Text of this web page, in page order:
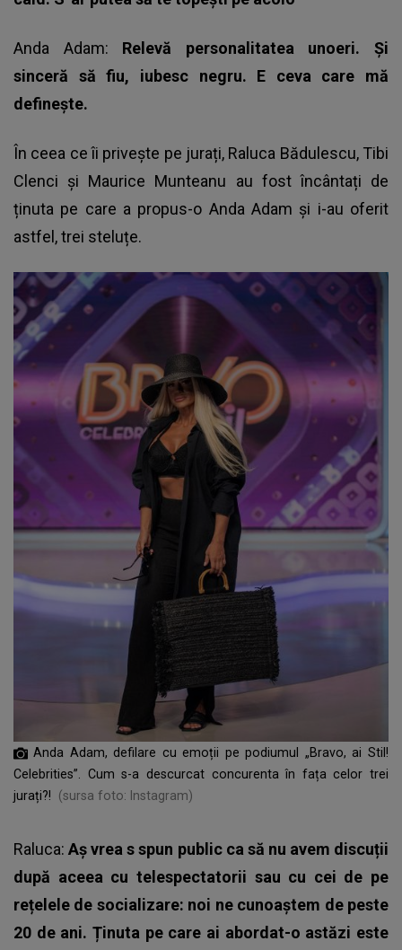
Anda Adam: Relevă personalitatea unoeri. Și
sinceră să fiu, iubesc negru. E ceva care mă
definește.
În ceea ce îi privește pe jurați, Raluca Bădulescu, Tibi
Clenci și Maurice Munteanu au fost încântați de
ținuta pe care a propus-o Anda Adam și i-au oferit
astfel, trei steluțe.
Anda Adam, defilare cu emoții pe podiumul „Bravo, ai Stil!
Celebrities”. Cum s-a descurcat concurenta în fața celor trei
jurați?!
(sursa foto: Instagram)
Raluca:Aș vrea s spun public ca să nu avem discuții
după aceea cu telespectatorii sau cu cei de pe
rețelele de socializare: noi ne cunoaștem de peste
20 de ani. Ținuta pe care ai abordat-o astăzi este